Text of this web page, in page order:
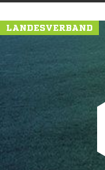
LANDESVERBAND